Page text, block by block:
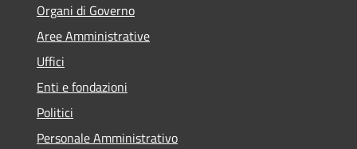
Organi di Governo
Aree Amministrative
Uffici
Enti e fondazioni
Politici
Personale Amministrativo